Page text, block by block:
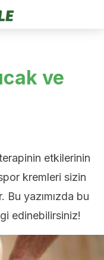
ve
etkilerinin
kremleri sizin
yazımızda bu
edinebilirsiniz!